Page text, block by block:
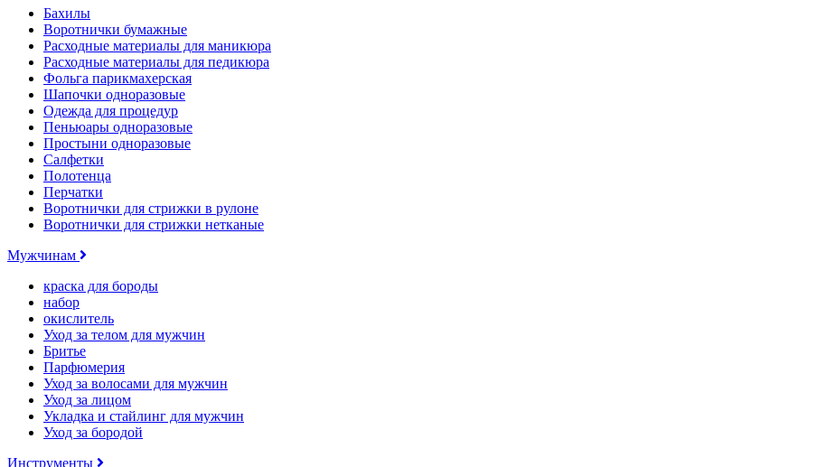
Бахилы
Воротнички бумажные
Расходные материалы для маникюра
Расходные материалы для педикюра
Фольга парикмахерская
Шапочки одноразовые
Одежда для процедур
Пеньюары одноразовые
Простыни одноразовые
Салфетки
Полотенца
Перчатки
Воротнички для стрижки в рулоне
Воротнички для стрижки нетканые
Мужчинам
краска для бороды
набор
окислитель
Уход за телом для мужчин
Бритье
Парфюмерия
Уход за волосами для мужчин
Уход за лицом
Укладка и стайлинг для мужчин
Уход за бородой
Инструменты